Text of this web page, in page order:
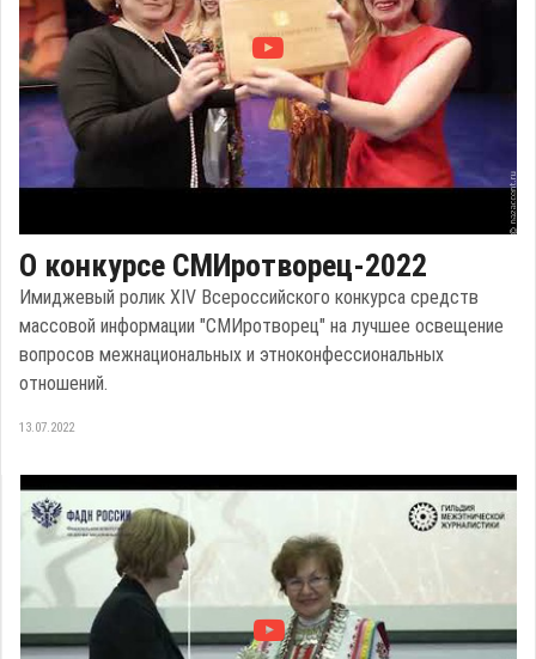
О конкурсе СМИротворец-2022
Имиджевый ролик ХIV Всероссийского конкурса средств
массовой информации "СМИротворец" на лучшее освещение
вопросов межнациональных и этноконфессиональных
отношений.
13.07.2022